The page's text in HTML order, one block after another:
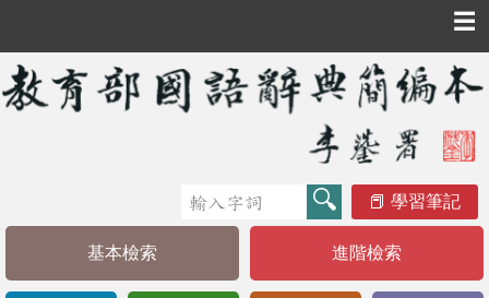
☰
學習筆記
基本檢索 進階檢索